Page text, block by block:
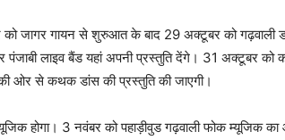
जागर गायन से शुरुआत के बाद 29 अक्टूबर को गढ़वाली
लाइव बैंड यहां अपनी प्रस्तुति देंगे। 31 अक्टूबर को
की ओर से कथक डांस की प्रस्तुति की जाएगी।
होगा। 3 नवंबर को पहाड़ीवुड गढ़वाली फोक म्यूजिक